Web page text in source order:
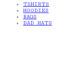
TSHIRTS
HOODIES
BAGS
DAD HATS